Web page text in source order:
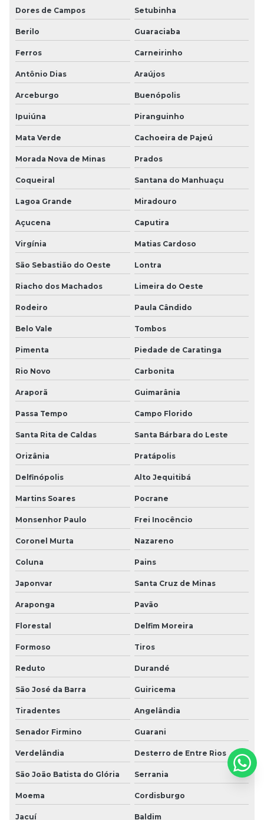
Dores de Campos Setubinha
Berilo Guaraciaba
Ferros Carneirinho
Antônio Dias Araújos
Arceburgo Buenópolis
Ipuiúna Piranguinho
Mata Verde Cachoeira de Pajeú
Morada Nova de Minas Prados
Coqueiral Santana do Manhuaçu
Lagoa Grande Miradouro
Açucena Caputira
Virgínia Matias Cardoso
São Sebastião do Oeste Lontra
Riacho dos Machados Limeira do Oeste
Rodeiro Paula Cândido
Belo Vale Tombos
Pimenta Piedade de Caratinga
Rio Novo Carbonita
Araporã Guimarânia
Passa Tempo Campo Florido
Santa Rita de Caldas Santa Bárbara do Leste
Orizânia Pratápolis
Delfinópolis Alto Jequitibá
Martins Soares Pocrane
Monsenhor Paulo Frei Inocêncio
Coronel Murta Nazareno
Coluna Pains
Japonvar Santa Cruz de Minas
Araponga Pavão
Florestal Delfim Moreira
Formoso Tiros
Reduto Durandé
São José da Barra Guiricema
Tiradentes Angelândia
Senador Firmino Guarani
Verdelândia Desterro de Entre Rios
São João Batista do Glória Serrania
Moema Cordisburgo
Jacuí Baldim